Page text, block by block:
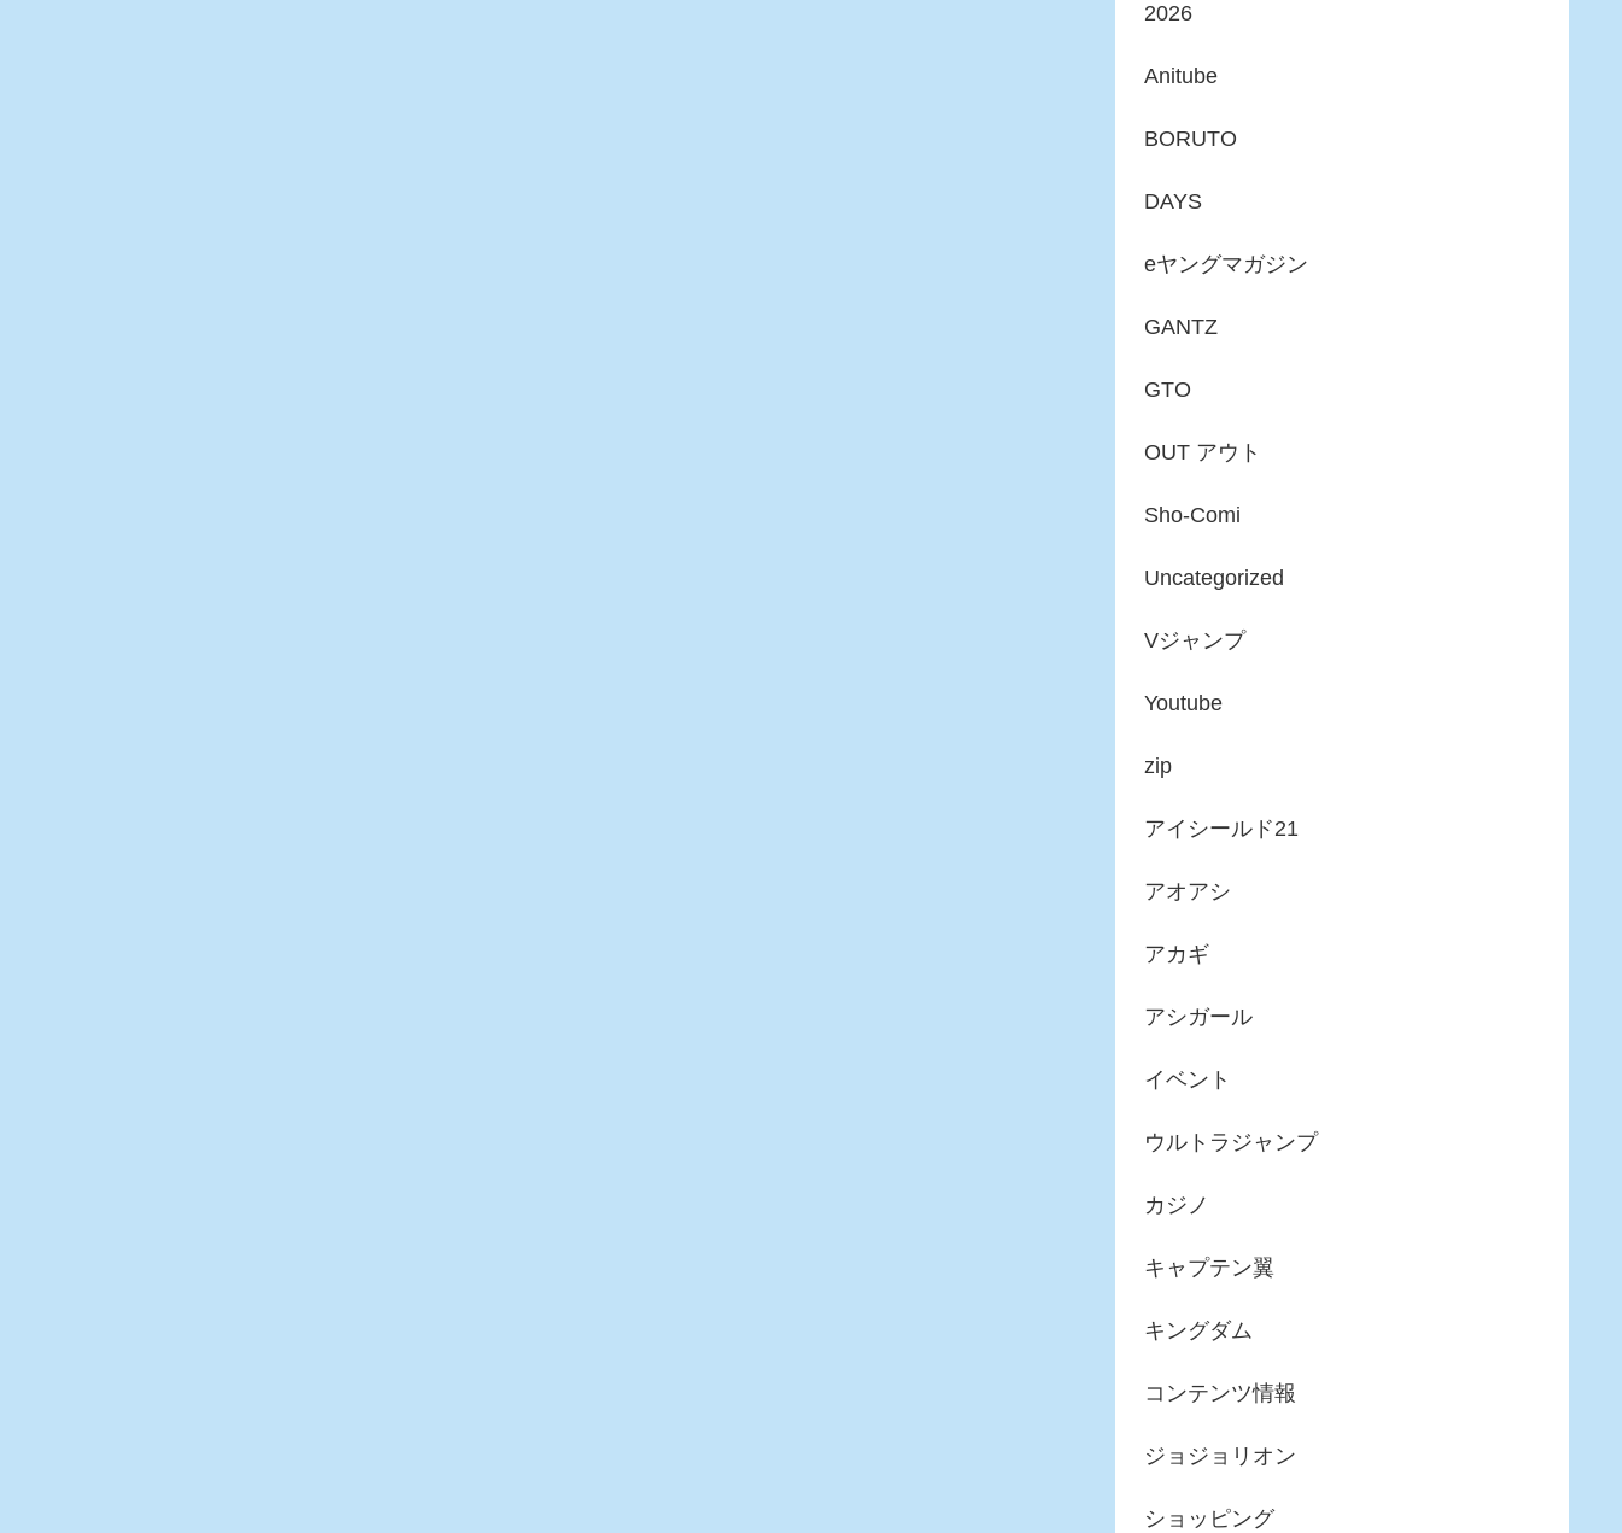
2026
Anitube
BORUTO
DAYS
eヤングマガジン
GANTZ
GTO
OUT アウト
Sho-Comi
Uncategorized
Vジャンプ
Youtube
zip
アイシールド21
アオアシ
アカギ
アシガール
イベント
ウルトラジャンプ
カジノ
キャプテン翼
キングダム
コンテンツ情報
ジョジョリオン
ショッピング